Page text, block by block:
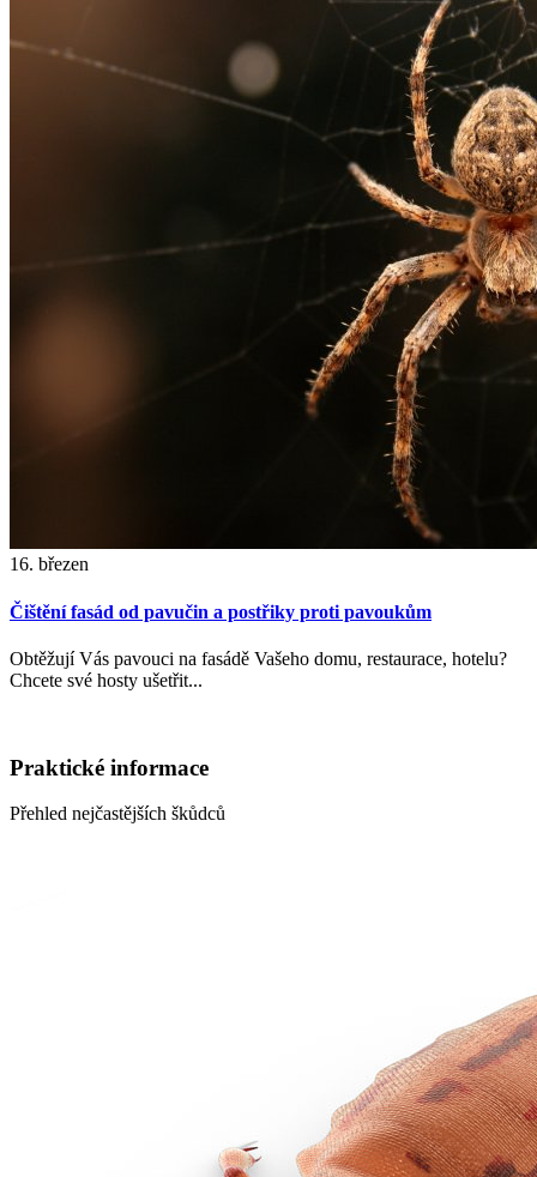
16. březen
Čištění fasád od pavučin a postřiky proti pavoukům
Obtěžují Vás pavouci na fasádě Vašeho domu, restaurace, hotelu?
Chcete své hosty ušetřit...
Praktické informace
Přehled nejčastějších škůdců